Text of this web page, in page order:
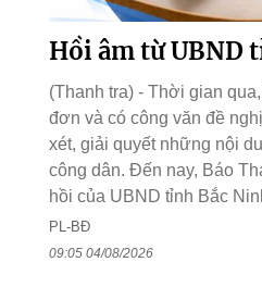
Hồi âm từ UBND
(Thanh tra) - Thời gian
đơn và có công văn đề
xét, giải quyết những nội
công dân. Đến nay, Báo
hồi của UBND tỉnh Bắc
PL-BĐ
09:05 04/08/2026